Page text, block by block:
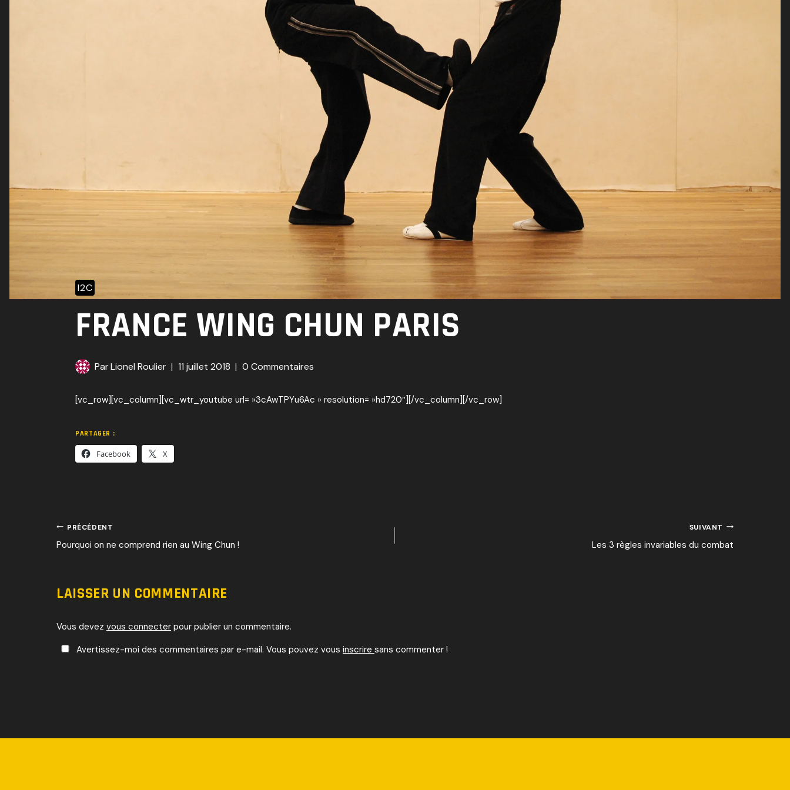
I2C
FRANCE WING CHUN PARIS
ParLionel Roulier 11 juillet 2018 0 Commentaires
[vc_row][vc_column][vc_wtr_youtube url= »3cAwTPYu6Ac » resolution= »hd720″][/vc_column][/vc_row]
PARTAGER :
Facebook X
NAVIGATION
DE
L’ARTICLE
PRÉCÉDENT
Pourquoi on ne comprend rien au Wing Chun !
SUIVANT
Les 3 règles invariables du combat
LAISSER UN COMMENTAIRE
Vous devez vous connecter pour publier un commentaire.
Avertissez-moi des commentaires par e-mail. Vous pouvez vous inscrire sans commenter !